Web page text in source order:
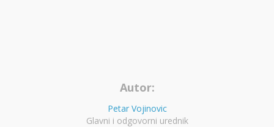
Autor:
Petar Vojinovic
Glavni i odgovorni urednik